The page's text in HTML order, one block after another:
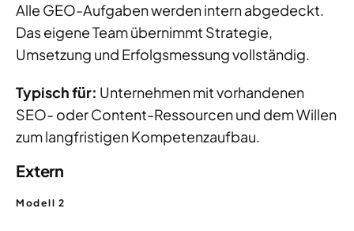
Alle GEO-Aufgaben werden intern abgedeckt.
Das eigene Team übernimmt Strategie,
Umsetzung und Erfolgsmessung vollständig.
Typisch für: Unternehmen mit vorhandenen
SEO- oder Content-Ressourcen und dem Willen
zum langfristigen Kompetenzaufbau.
Extern
Modell 2